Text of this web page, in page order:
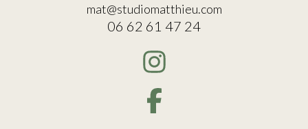
mat@studiomatthieu.com
06 62 61 47 24